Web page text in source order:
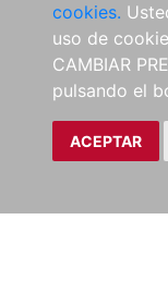
cookies.
uso de
CAMBIAR
pulsando el
ACEPTAR